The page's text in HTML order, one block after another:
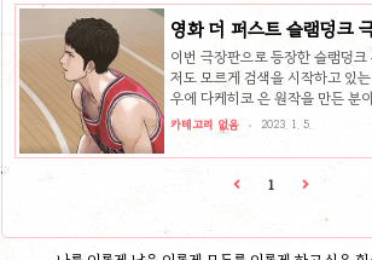
영화 더 퍼스트 슬램덩크
보
이번 극장판으로 등장한 슬램덩크
저도 모르게 검색을 시작하고 있
우에 다케히코 은 원작을 만든 분
는 22.12월03일 개봉을 했었지만,
(23.01.04) 개봉을 시작하였고,
간정도 입니다! 관람가능연령은
램덩크를 사랑해왔던 팬들을 위한
감독이 직접 각본을 하며 완성한
의 산왕공고전이 주 배경이 되는
카테고리 없음 2023. 1. 5.
1